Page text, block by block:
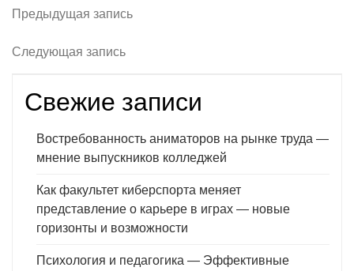
Навигация
по
Предыдущая
Предыдущая запись
Следующая
Следующая запись
Свежие записи
Востребованность аниматоров на рынке труда —
мнение выпускников колледжей
Как факультет киберспорта меняет
представление о карьере в играх — новые
горизонты и возможности
Психология и педагогика — Эффективные